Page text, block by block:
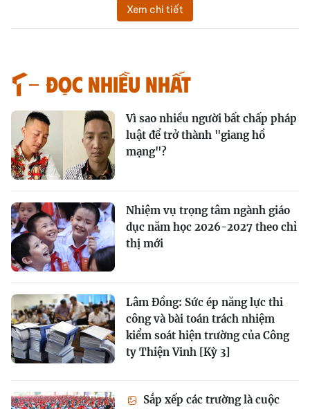
Xem chi tiết
Đọc nhiều nhất
Vì sao nhiều người bất chấp pháp
luật để trở thành "giang hồ
mạng"?
Nhiệm vụ trọng tâm ngành giáo
dục năm học 2026-2027 theo chỉ
thị mới
Lâm Đồng: Sức ép năng lực thi
công và bài toán trách nhiệm
kiểm soát hiện trường của Công
ty Thiện Vinh [Kỳ 3]
Sắp xếp các trường là cuộc